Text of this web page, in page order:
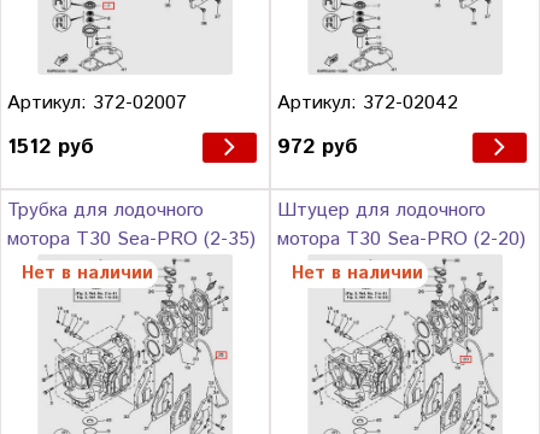
Артикул: 372-02007
1512 руб
Артикул: 372-02042
972 руб
Трубка для лодочного
мотора Т30 Sea-PRO (2-35)
Нет в наличии
Штуцер для лодочного
мотора Т30 Sea-PRO (2-20)
Нет в наличии